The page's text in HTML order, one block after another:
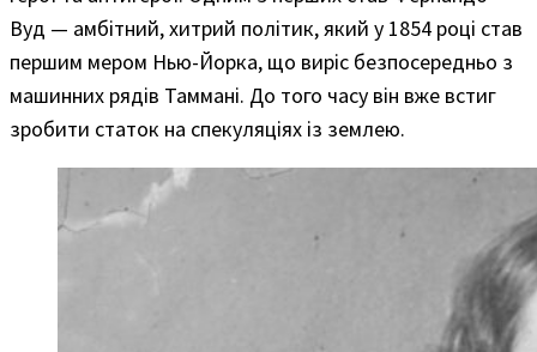
Вуд — амбітний, хитрий політик, який у 1854 році став
першим мером Нью-Йорка, що виріс безпосередньо з
машинних рядів Таммані. До того часу він вже встиг
зробити статок на спекуляціях із землею.